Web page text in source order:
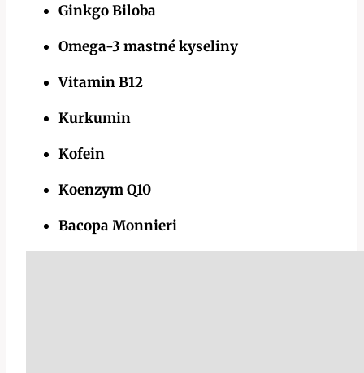
Ginkgo Biloba
Omega-3 mastné kyseliny
Vitamin B12
Kurkumin
Kofein
Koenzym Q10
Bacopa Monnieri